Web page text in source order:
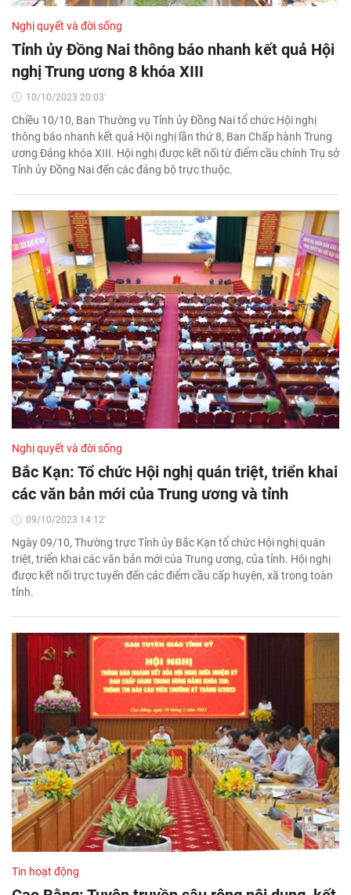
Nghị quyết và đời sống
Tỉnh ủy Đồng Nai thông báo nhanh kết quả Hội
nghị Trung ương 8 khóa XIII
10/10/2023 20:03'
Chiều 10/10, Ban Thường vụ Tỉnh ủy Đồng Nai tổ chức Hội nghị
thông báo nhanh kết quả Hội nghị lần thứ 8, Ban Chấp hành Trung
ương Đảng khóa XIII. Hội nghị được kết nối từ điểm cầu chính Trụ sở
Tỉnh ủy Đồng Nai đến các đảng bộ trực thuộc.
Nghị quyết và đời sống
Bắc Kạn: Tổ chức Hội nghị quán triệt, triển khai
các văn bản mới của Trung ương và tỉnh
09/10/2023 14:12'
Ngày 09/10, Thường trực Tỉnh ủy Bắc Kạn tổ chức Hội nghị quán
triệt, triển khai các văn bản mới của Trung ương, của tỉnh. Hội nghị
được kết nối trực tuyến đến các điểm cầu cấp huyện, xã trong toàn
tỉnh.
Tin hoạt động